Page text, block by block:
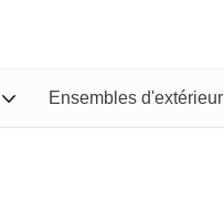
Ensembles d'extérieur